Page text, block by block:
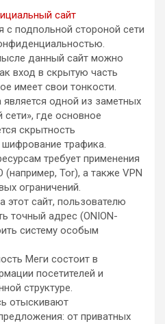
сайт
с подпольной стороной сети
данный сайт можно
вход в скрытую часть
имеет свои тонкости.
одной из заметных
сети», где основное
скрытность
шифрование трафика.
требует применения
Tor), а также VPN
ограничений.
этот сайт, пользователю
точный адрес (ONION-
систему особым
Меги состоит в
посетителей и
структуре.
отыскивают
от приватных